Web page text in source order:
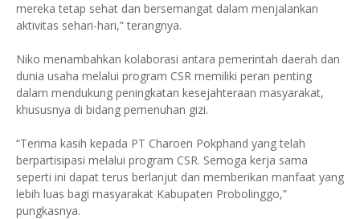
mereka tetap sehat dan bersemangat dalam menjalankan
aktivitas sehari-hari,” terangnya.
Niko menambahkan kolaborasi antara pemerintah daerah dan
dunia usaha melalui program CSR memiliki peran penting
dalam mendukung peningkatan kesejahteraan masyarakat,
khususnya di bidang pemenuhan gizi.
“Terima kasih kepada PT Charoen Pokphand yang telah
berpartisipasi melalui program CSR. Semoga kerja sama
seperti ini dapat terus berlanjut dan memberikan manfaat yang
lebih luas bagi masyarakat Kabupaten Probolinggo,”
pungkasnya.